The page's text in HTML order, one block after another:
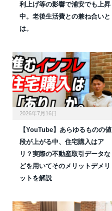
利上げ等の影響で浦安でも上昇
中。老後生活費との兼ね合いと
は。
2026年7月16日
【YouTube】あらゆるものの値
段が上がる中、住宅購入はア
リ？実際の不動産取引データな
どを用いてそのメリットデメリ
ットを解説